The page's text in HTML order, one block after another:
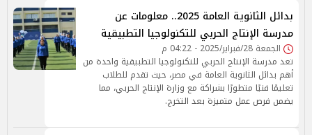
بدائل الثانوية العامة 2025.. معلومات عن
مدرسة الإنتاج الحربي للتكنولوجيا التطبيقية
الجمعة 28/فبراير/2025 - 04:22 م
تعد مدرسة الإنتاج الحربي للتكنولوجيا التطبيقية واحدة من
أهم بدائل الثانوية العامة في مصر، حيث تقدم للطلاب
تعليمًا فنيًا متطورًا بشراكة مع وزارة الإنتاج الحربي، مما
يضمن فرص عمل متميزة بعد التخرج.